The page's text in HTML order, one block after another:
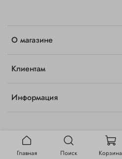
О магазине
Клиентам
Информация
Главная Поиск Корзина